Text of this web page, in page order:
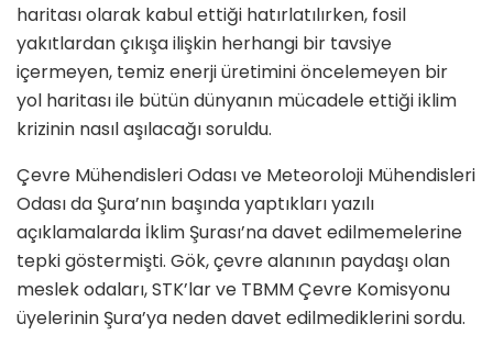
haritası olarak kabul ettiği hatırlatılırken, fosil
yakıtlardan çıkışa ilişkin herhangi bir tavsiye
içermeyen, temiz enerji üretimini öncelemeyen bir
yol haritası ile bütün dünyanın mücadele ettiği iklim
krizinin nasıl aşılacağı soruldu.
Çevre Mühendisleri Odası ve Meteoroloji Mühendisleri
Odası da Şura’nın başında yaptıkları yazılı
açıklamalarda İklim Şurası’na davet edilmemelerine
tepki göstermişti. Gök, çevre alanının paydaşı olan
meslek odaları, STK’lar ve TBMM Çevre Komisyonu
üyelerinin Şura’ya neden davet edilmediklerini sordu.